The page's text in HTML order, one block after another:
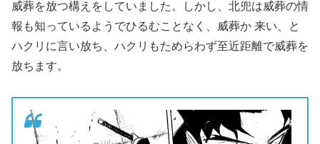
威葬を放つ構えをしていました。しかし、北兜は威葬の情
報も知っているようでひるむことなく、威葬か 来い、と
ハクリに言い放ち、ハクリもためらわず至近距離で威葬を
放ちます。